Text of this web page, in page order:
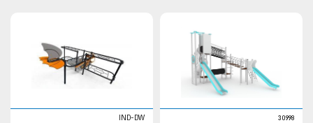
30998
IND-DW